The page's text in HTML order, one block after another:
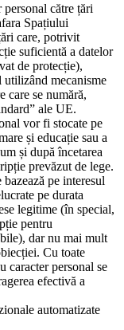
către țări
Spațiului
care, potrivit
suficientă a datelor
de protecție),
utilizând mecanisme
care se numără,
ale UE.
vor fi stocate pe
și educație sau a
și după încetarea
prevăzut de lege.
pe interesul
pe durata
legitime (în special,
pentru
dar nu mai mult
Cu toate
caracter personal se
efectivă a
automatizate